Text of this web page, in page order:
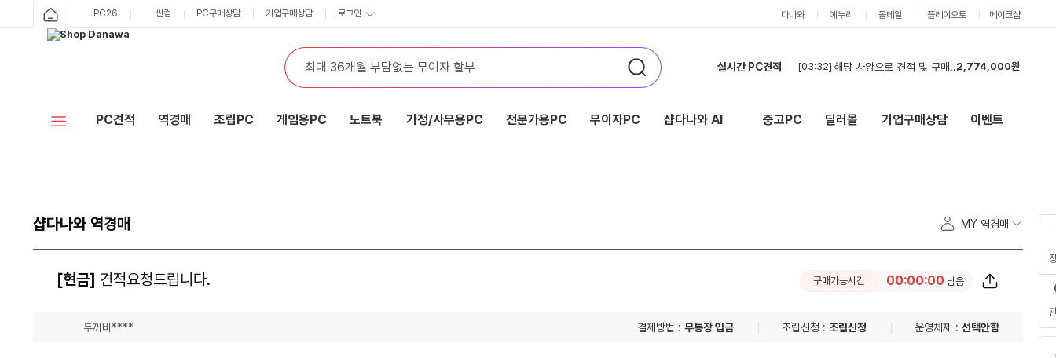
PC26 싼컴 PC구매상담 기업구매상담 로그인 다나와 에누리 몰테일 플레이오토 메이크샵
실시간 PC견적 [03:32] 해당 사양으로 견적 및 구매 희망합니다2,774,000원
[01:32] ㅅ
2,842,000원
2,093,000원
[00:44]부품구매해요
1,064,000원
PC견적 역경매 조립PC 게임용PC 노트북 가정/사무용PC 전문가용PC 무이자PC 샵다나와 AI 중고PC 딜러몰 기업구매상담 이벤트
샵다나와 역경매 MY 역경매
[현금] 견적요청드립니다. 구매가능시간 00:00:00 남음
두꺼비**** 결제방법 : 무통장 입금 조립신청 : 조립신청 운영체제 : 선택안함